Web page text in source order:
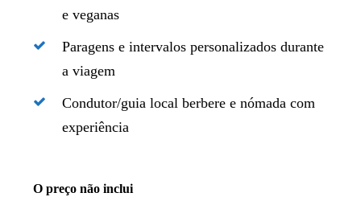
e veganas
Paragens e intervalos personalizados durante
a viagem
Condutor/guia local berbere e nómada com
experiência
O preço não inclui